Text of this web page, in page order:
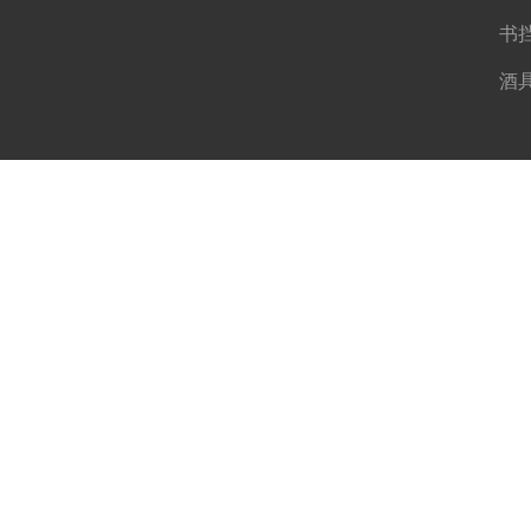
书
酒